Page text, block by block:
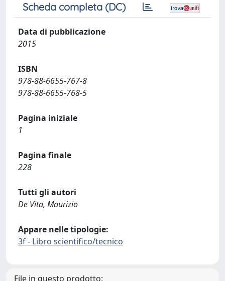
Scheda completa (DC)
Data di pubblicazione
2015
ISBN
978-88-6655-767-8
978-88-6655-768-5
Pagina iniziale
1
Pagina finale
228
Tutti gli autori
De Vita, Maurizio
Appare nelle tipologie:
3f - Libro scientifico/tecnico
File in questo prodotto: